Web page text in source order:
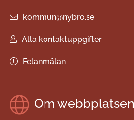
kommun@nybro.se
Alla kontaktuppgifter
Felanmälan
Om webbplatsen